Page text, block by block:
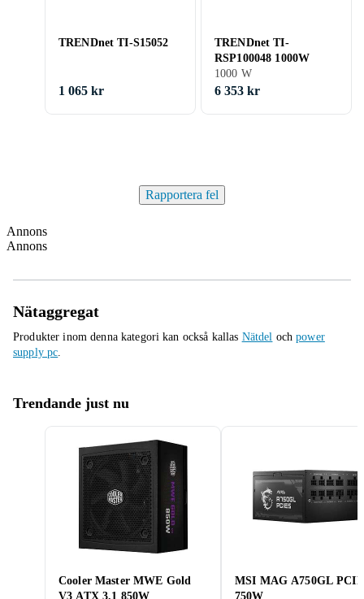
TRENDnet TI-S15052
1 065 kr
TRENDnet TI-
RSP100048 1000W
1000 W
6 353 kr
Rapportera fel
Annons
Annons
Nätaggregat
Produkter inom denna kategori kan också kallas Nätdel ochpower
supply pc.
Trendande just nu
Cooler Master MWE Gold
V3 ATX 3.1 850W
MSI MAG A750GL
750W